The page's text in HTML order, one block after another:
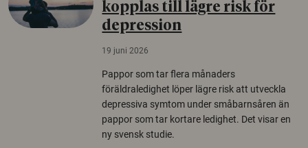
kopplas till lägre risk för
depression
19 juni 2026
Pappor som tar flera månaders
föräldraledighet löper lägre risk att utveckla
depressiva symtom under småbarnsåren än
pappor som tar kortare ledighet. Det visar en
ny svensk studie.